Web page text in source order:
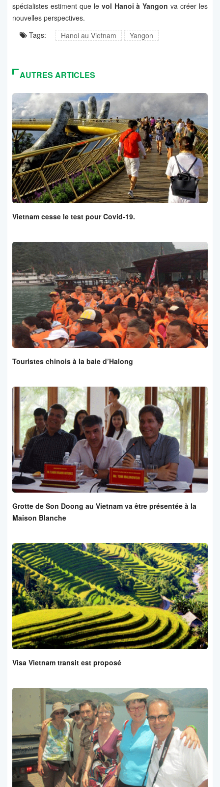
spécialistes estiment que le vol Hanoi à Yangon va créer les
nouvelles perspectives.
Tags:
Hanoi au Vietnam Yangon
AUTRES ARTICLES
Vietnam cesse le test pour Covid-19.
Touristes chinois à la baie d’Halong
Grotte de Son Doong au Vietnam va être présentée à la
Maison Blanche
Visa Vietnam transit est proposé